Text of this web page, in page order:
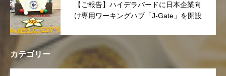
【ご報告】ハイデラバードに日本企業向
け専用ワーキングハブ「J-Gate」を開設
カテゴリー